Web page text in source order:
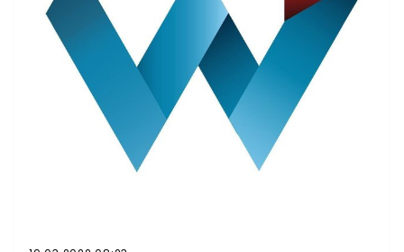
się zajmować sobą i - że tak powiem - rozpychaniem, a
skoncentrowali na tym, co jest najważniejsze dla Polski
- mówił przed spotkaniem przywoływany przez
Wirtualną Polskę przewodniczący klubu
parlamentarnego PiS Ryszard Terlecki.Wygląda na to, że
elementem działań "dyscyplinujących" wymierzonych w
kierowaną przez Zbigniewa Ziobrę Solidarną Polskę jest
odwołanie posła tej partii Janusza Kowalskiego ze
stanowiska wiceministra aktywów państwowych.